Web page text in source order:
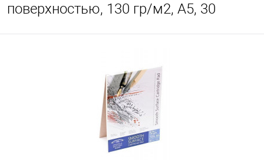
поверхностью, 130 гр/м2, А5, 30